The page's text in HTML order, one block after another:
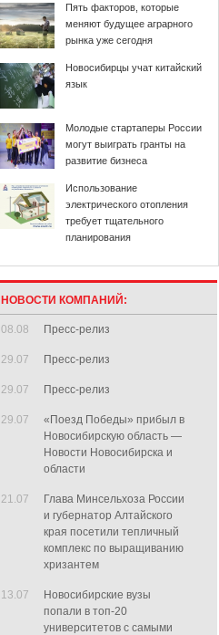
Пять факторов, которые
меняют будущее аграрного
рынка уже сегодня
Новосибирцы учат китайский
язык
Молодые стартаперы России
могут выиграть гранты на
развитие бизнеса
Использование
электрического отопления
требует тщательного
планирования
НОВОСТИ КОМПАНИЙ:
08.08 Пресс-релиз
29.07 Пресс-релиз
29.07 Пресс-релиз
29.07
«Поезд Победы» прибыл в
Новосибирскую область —
Новости Новосибирска и
области
21.07
Глава Минсельхоза России
и губернатор Алтайского
края посетили тепличный
комплекс по выращиванию
хризантем
13.07
Новосибирские вузы
попали в топ-20
университетов с самыми